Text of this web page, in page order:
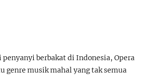
penyanyi berbakat di Indonesia, Opera
genre musik mahal yang tak semua